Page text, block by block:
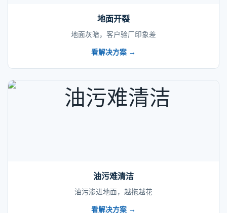
地面开裂
地面灰暗，客户验厂印象差
看解决方案 →
油污难清洁
油污渗进地面，越拖越花
看解决方案 →